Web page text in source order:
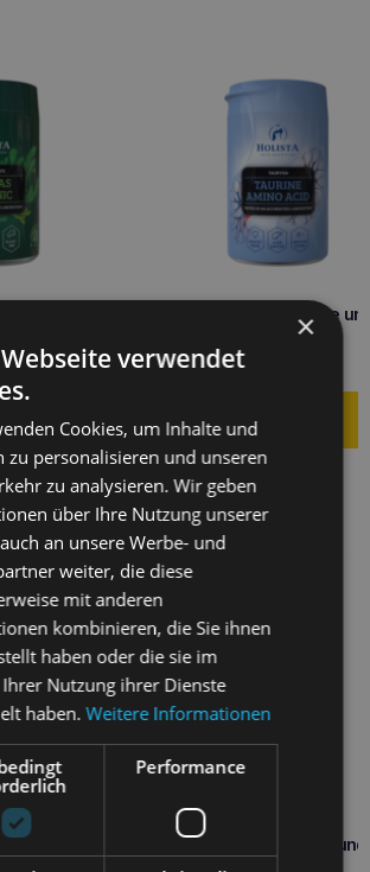
und
Holista Taurin für Hunde
11,60€
Pro für
200g
HOLISTA Vitamin E für
×
verwendet
Cookies, um Inhalte und
zu personalisieren und unseren
zu analysieren. Wir geben
über Ihre Nutzung unserer
an unsere Werbe- und
weiter, die diese
mit anderen
kombinieren, die Sie ihnen
haben oder die sie im
Ihrer Nutzung ihrer Dienste
haben.Weitere Informationen
Performance